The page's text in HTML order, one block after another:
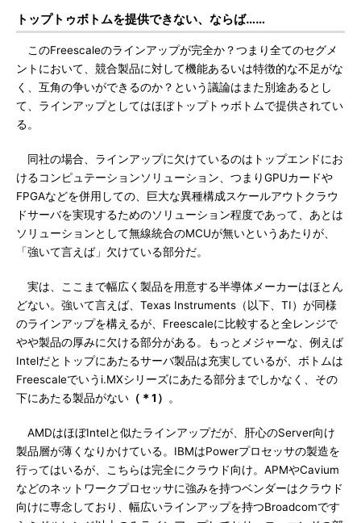
トップトゥボトムを提供できない、ならば……
このFreescaleのラインアップが完全か？つまり全てのセグメ
ントにおいて、競合製品に対して機能あるいは特徴的な不足がな
く、互角の争いができるのか？という議論はまた別途あるとし
て、ラインアップとしてはほぼトップトゥボトムで提供されてい
る。
同社の場合、ラインアップに欠けているのはトップエンドにお
けるコンピュテーションソリューション、つまりGPUカードや
FPGAなどを併用しての、巨大な異種構成スケールアウトクラウ
ドサーバを実現するためのソリューション程度であって、あとは
ソリューションとして無線統合のMCUが無いというあたりが、
「強いて言えば」欠けている部分だ。
実は、ここまで幅広く製品を用意する半導体メーカーはほとん
どない。強いて言えば、Texas Instruments（以下、TI）が同様
のラインアップを構えるが、Freescaleに比較すると全レンジで
やや製品の厚みに欠ける部分がある。もっとメジャーな、例えば
Intelだとトップにあたるサーバ製品は充実しているが、ボトムは
Freescaleでいうi.MXシリーズにあたる部分までしかなく、その
下にあたる製品がない （＊1） 。
AMDはほぼIntelと似たラインアップだが、肝心のServer向け
製品層が薄くなりかけている。IBMはPowerプロセッサの製造を
行ってはいるが、こちらは完全にクラウド向け。APMやCavium
などのネットワークプロセッサに強みを持つベンダーはクラウド
向けに専念しており、幅広いラインアップを持つBroadcomです